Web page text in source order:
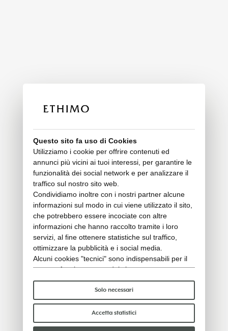
Questo sito fa uso di Cookies
Utilizziamo i cookie per offrire contenuti ed
annunci più vicini ai tuoi interessi, per garantire le
funzionalità dei social network e per analizzare il
traffico sul nostro sito web.
Condividiamo inoltre con i nostri partner alcune
informazioni sul modo in cui viene utilizzato il sito,
che potrebbero essere incociate con altre
informazioni che hanno raccolto tramite i loro
servizi, al fine ottenere statistiche sul traffico,
ottimizzare la pubblicità e i social media.
Alcuni cookies "tecnici" sono indispensabili per il
corretto funzionamento del sito e non trattano o
condividono con terzi alcun dato personale. Per
saperne di più puoi consultare la nostra
policy.
Per favore, scegli quali cookie accettare:
Solo necessari
Accetta statistici